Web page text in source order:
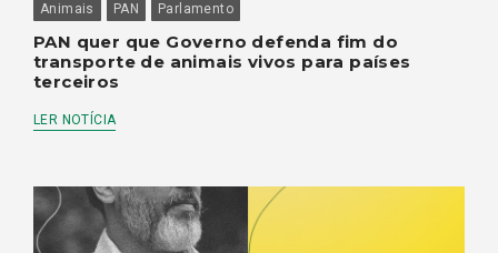
Animais PAN Parlamento
PAN quer que Governo defenda fim do
transporte de animais vivos para países
terceiros
LER NOTÍCIA